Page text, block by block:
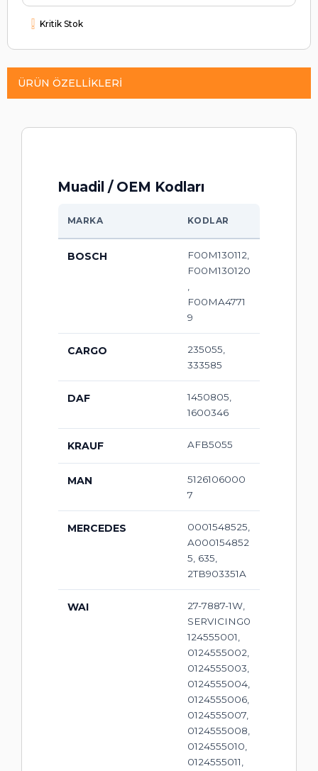
Kritik Stok
ÜRÜN ÖZELLIKLERI
Muadil / OEM Kodları
MARKA KODLAR
BOSCH
F00M130112,
F00M130120
F00MA4771
9
CARGO
235055,
333585
DAF
1450805,
1600346
KRAUF AFB5055
MAN
5126106000
7
MERCEDES
0001548525,
A000154852
5, 635,
2TB903351A
WAI
27-7887-1W,
SERVICING0
124555001,
0124555002,
0124555003,
0124555004,
0124555006,
0124555007,
0124555008,
0124555010,
0124555011,